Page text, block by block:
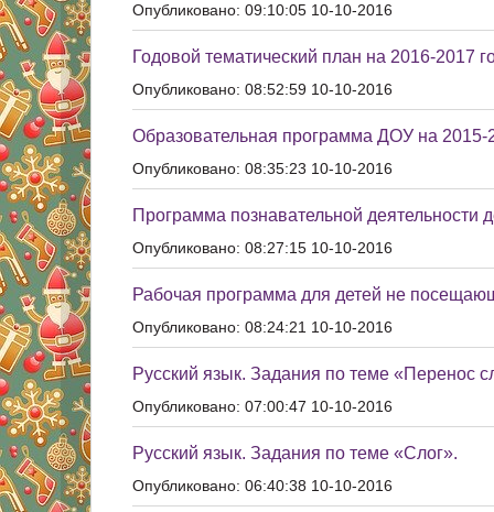
Опубликовано: 09:10:05 10-10-2016
Годовой тематический план на 2016-2017
Опубликовано: 08:52:59 10-10-2016
Образовательная программа ДОУ на 2015-
Опубликовано: 08:35:23 10-10-2016
Программа познавательной деятельности
Опубликовано: 08:27:15 10-10-2016
Рабочая программа для детей не
Опубликовано: 08:24:21 10-10-2016
Русский язык. Задания по теме «Перенос
Опубликовано: 07:00:47 10-10-2016
Русский язык. Задания по теме «Слог».
Опубликовано: 06:40:38 10-10-2016